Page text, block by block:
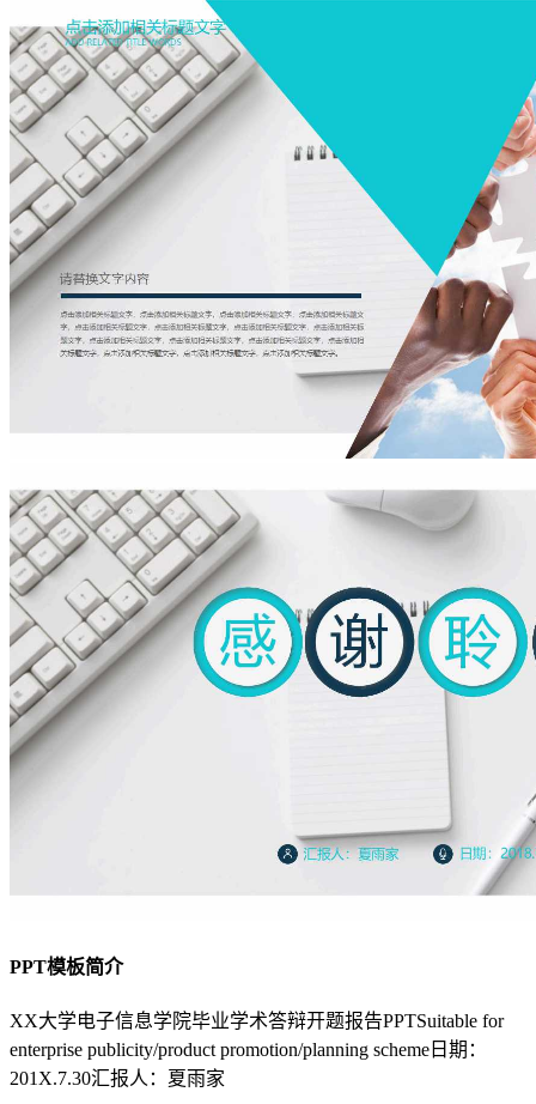
PPT模板简介
XX大学电子信息学院毕业学术答辩开题报告PPTSuitable for
enterprise publicity/product promotion/planning scheme日期：
201X.7.30汇报人：夏雨家